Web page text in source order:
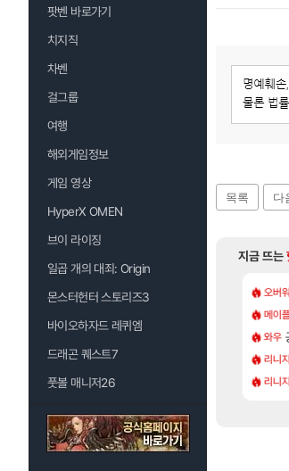
팟벤 바로가기
치지직
차벤
걸그룹
여행
해외게임정보
게임 영상
HyperX OMEN
브이 라이징
일곱 개의 대죄: Origin
몬스터헌터 스토리즈3
바이오하자드 레퀴엠
드래곤 퀘스트7
풋볼 매니저26
목록 다
지금 뜨는
타 안 나왔다고 진짜 화내는 사람도 있네
프 클릭 미스낫네 [115]
오버
메이
와우
리니
리니
D램 매출 점유율 7%…글로벌 4위로 부상
3사, 2027년 생산분 완판?
쿠라 마이 성우 정보 및 주요 필모
아
아
비
리
비